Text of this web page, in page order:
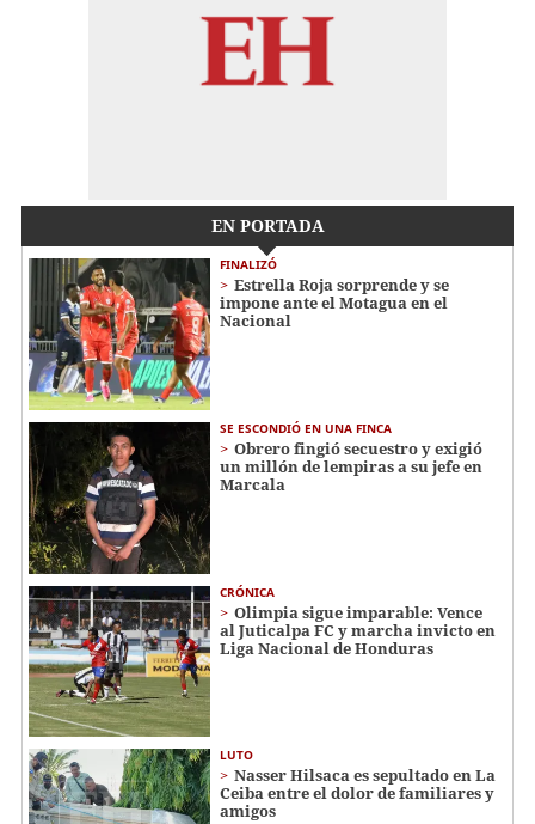
EN PORTADA
FINALIZÓ
Estrella Roja sorprende y se
impone ante el Motagua en el
Nacional
SE ESCONDIÓ EN UNA FINCA
Obrero fingió secuestro y exigió
un millón de lempiras a su jefe en
Marcala
CRÓNICA
Olimpia sigue imparable: Vence
al Juticalpa FC y marcha invicto en
Liga Nacional de Honduras
LUTO
Nasser Hilsaca es sepultado en La
Ceiba entre el dolor de familiares y
amigos